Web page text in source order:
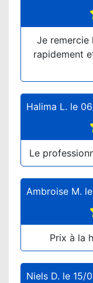
Je remercie
rapidement
Halima L. le
Le
Ambroise M. le
Prix à la
Niels D. le 15/